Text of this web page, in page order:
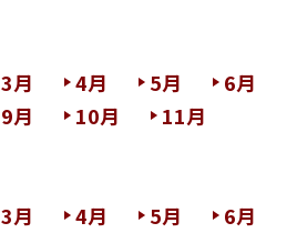
3月 4月 5月
6月
9月 10月
11月
3月 4月 5月
6月